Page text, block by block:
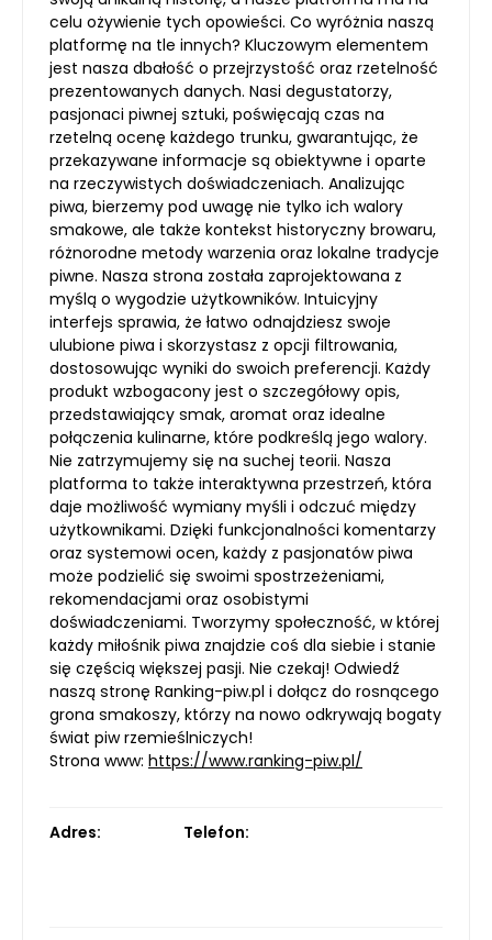
celu ożywienie tych opowieści. Co wyróżnia naszą
platformę na tle innych? Kluczowym elementem
jest nasza dbałość o przejrzystość oraz rzetelność
prezentowanych danych. Nasi degustatorzy,
pasjonaci piwnej sztuki, poświęcają czas na
rzetelną ocenę każdego trunku, gwarantując, że
przekazywane informacje są obiektywne i oparte
na rzeczywistych doświadczeniach. Analizując
piwa, bierzemy pod uwagę nie tylko ich walory
smakowe, ale także kontekst historyczny browaru,
różnorodne metody warzenia oraz lokalne tradycje
piwne. Nasza strona została zaprojektowana z
myślą o wygodzie użytkowników. Intuicyjny
interfejs sprawia, że łatwo odnajdziesz swoje
ulubione piwa i skorzystasz z opcji filtrowania,
dostosowując wyniki do swoich preferencji. Każdy
produkt wzbogacony jest o szczegółowy opis,
przedstawiający smak, aromat oraz idealne
połączenia kulinarne, które podkreślą jego walory.
Nie zatrzymujemy się na suchej teorii. Nasza
platforma to także interaktywna przestrzeń, która
daje możliwość wymiany myśli i odczuć między
użytkownikami. Dzięki funkcjonalności komentarzy
oraz systemowi ocen, każdy z pasjonatów piwa
może podzielić się swoimi spostrzeżeniami,
rekomendacjami oraz osobistymi
doświadczeniami. Tworzymy społeczność, w której
każdy miłośnik piwa znajdzie coś dla siebie i stanie
się częścią większej pasji. Nie czekaj! Odwiedź
naszą stronę Ranking-piw.pl i dołącz do rosnącego
grona smakoszy, którzy na nowo odkrywają bogaty
świat piw rzemieślniczych!
Strona www: https://www.ranking-piw.pl/
Adres: Telefon: